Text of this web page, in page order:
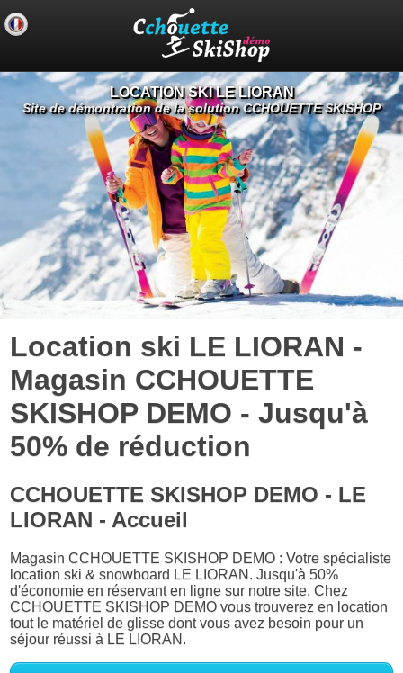
LOCATION SKI LE LIORAN
Site de démontration de la solution CCHOUETTE SKISHOP
Location ski LE LIORAN -
Magasin CCHOUETTE
SKISHOP DEMO - Jusqu'à
50% de réduction
CCHOUETTE SKISHOP DEMO - LE
LIORAN - Accueil
Magasin CCHOUETTE SKISHOP DEMO : Votre spécialiste
location ski & snowboard LE LIORAN. Jusqu'à 50%
d'économie en réservant en ligne sur notre site. Chez
CCHOUETTE SKISHOP DEMO vous trouverez en location
tout le matériel de glisse dont vous avez besoin pour un
séjour réussi à LE LIORAN.